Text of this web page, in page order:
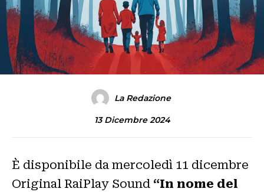
La Redazione
13 Dicembre 2024
È disponibile da mercoledì 11 dicembre
Original RaiPlay Sound “In nome del